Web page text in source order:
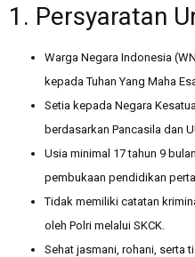
1. Persyaratan
Warga Negara Indonesia
kepada Tuhan Yang Maha
Setia kepada Negara
berdasarkan Pancasila dan
Usia minimal 17 tahun 9
pembukaan pendidikan
Tidak memiliki catatan
oleh Polri melalui SKCK.
Sehat jasmani, rohani, serta